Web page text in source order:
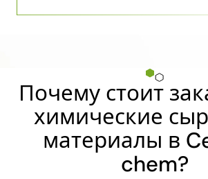
Почему стоит
химические
материалы в
chem?